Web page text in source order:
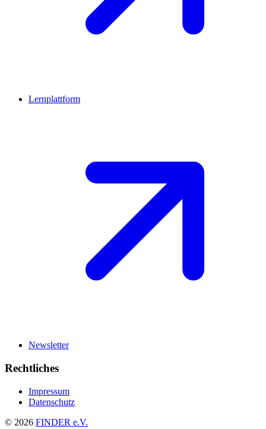
Lernplattform
Newsletter
Rechtliches
Impressum
Datenschutz
© 2026 FINDER e.V.